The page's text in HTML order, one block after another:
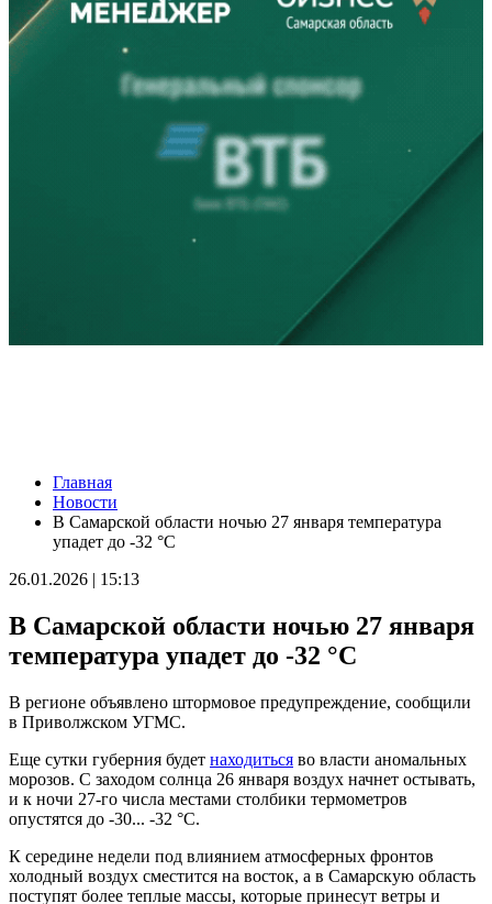
8 августа в Самаре косят траву на 20-ти улицах
08.08.2026 | 17:08
Школы Самарской области перейдут на обновленную
программу с 1 сентября
В Самарской области 8 августа объявили штормовое
08.08.2026 | 16:30
Вячеслав Федорищев вручил награды спортсменам, тренерам
и ветеранам
Где в Самаре отключат холодную воду с 10 по 12 августа:
список адресов
Ливень с грозой и жара до 35 °C ожидаются в Самарской
области 9 августа
08.08.2026 | 15:18
Самарцев приглашают на бесплатные показы советского кино
08.08.2026 | 14:52
Вячеслав Федорищев награжден почетной грамотой
Минобороны России
Главная
Новости
В Самарской области ночью 27 января температура
упадет до -32 °C
26.01.2026 | 15:13
В Самарской области ночью 27 января
температура упадет до -32 °C
В регионе объявлено штормовое предупреждение, сообщили
в Приволжском УГМС.
Еще сутки губерния будет находиться во власти аномальных
морозов. С заходом солнца 26 января воздух начнет остывать,
и к ночи 27-го числа местами столбики термометров
опустятся до -30... -32 °C.
К середине недели под влиянием атмосферных фронтов
холодный воздух сместится на восток, а в Самарскую область
поступят более теплые массы, которые принесут ветры и